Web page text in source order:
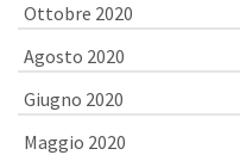
Ottobre 2020
Agosto 2020
Giugno 2020
Maggio 2020